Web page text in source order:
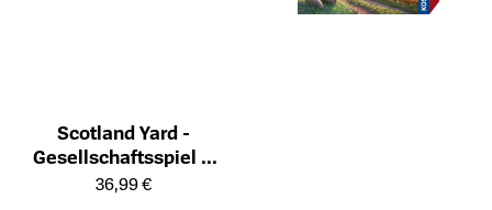
Scotland Yard -
Gesellschaftsspiel &
Brettspiel ab 8 Jahre
Öffnet die Detailseite des Produkts
36,99 €